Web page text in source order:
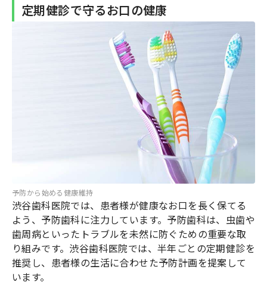
定期健診で守るお口の健康
予防から始める健康維持
渋谷歯科医院では、患者様が健康なお口を長く保てる
よう、予防歯科に注力しています。予防歯科は、虫歯や
歯周病といったトラブルを未然に防ぐための重要な取
り組みです。渋谷歯科医院では、半年ごとの定期健診を
推奨し、患者様の生活に合わせた予防計画を提案して
います。